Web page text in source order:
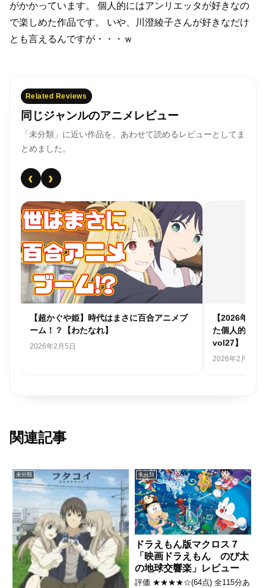
がかかっています。
個人的にはアンリエッタが好きなの
で楽しめた作品です。
いや、川澄綾子さんが好きなだけ
とも言えるんですが・・・ｗ
Related Reviews
同じジャンルのアニメレビュー
「未分類」に近い作品を、あわせて読めるレビューとしてま
とめました。
‹ ›
【超かぐや姫】時代はまさに百合アニメブ
ーム！？【わたなれ】
2026年2月5日
【2026年ア
た個人的アニ
vol27】
2026年2月1日
関連記事
未分類 未分類
ドラえもん版マクロス７
「映画ドラえもん のび太
の地球交響楽」レビュー
評価 ★★★★☆(64点) 全115分あ